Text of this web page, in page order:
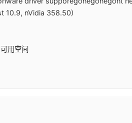
10.9, nVidia 358.50)
用空间